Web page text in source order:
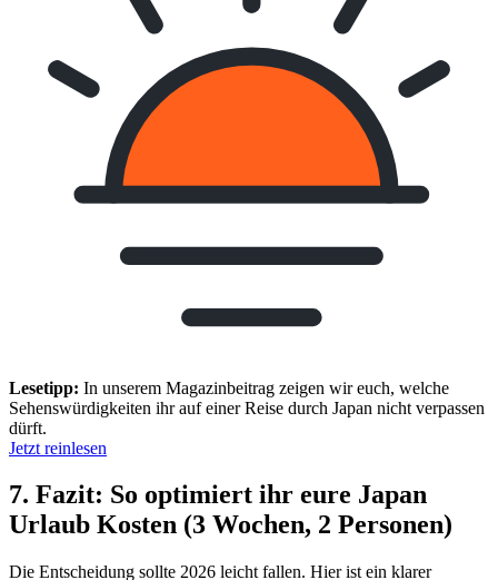
Lesetipp: In unserem Magazinbeitrag zeigen wir euch, welche
Sehenswürdigkeiten ihr auf einer Reise durch Japan nicht verpassen
dürft.
Jetzt reinlesen
7. Fazit: So optimiert ihr eure Japan
Urlaub Kosten (3 Wochen, 2 Personen)
Die Entscheidung sollte 2026 leicht fallen. Hier ist ein klarer